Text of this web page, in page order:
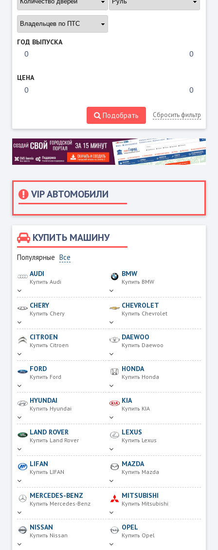
VIP АВТОМОБИЛИ
КУПИТЬ МАШИНУ
Популярные Все
AUDI
Купить Audi
BMW
Купить BMW
CHERY
Купить Chery
CHEVROLET
Купить Chevrolet
CITROEN
Купить Citroen
DAEWOO
Купить Daewoo
FORD
Купить Ford
HONDA
Купить Honda
HYUNDAI
Купить Hyundai
KIA
Купить KIA
LAND ROVER
Купить Land Rover
LEXUS
Купить Lexus
LIFAN
Купить LIFAN
MAZDA
Купить Mazda
MERCEDES-BENZ
Купить Mercedes-Benz
MITSUBISHI
Купить Mitsubishi
NISSAN
Купить Nissan
OPEL
Купить Opel
ГОД ВЫПУСКА
ЦЕНА
Подобрать Сбросить фильтр